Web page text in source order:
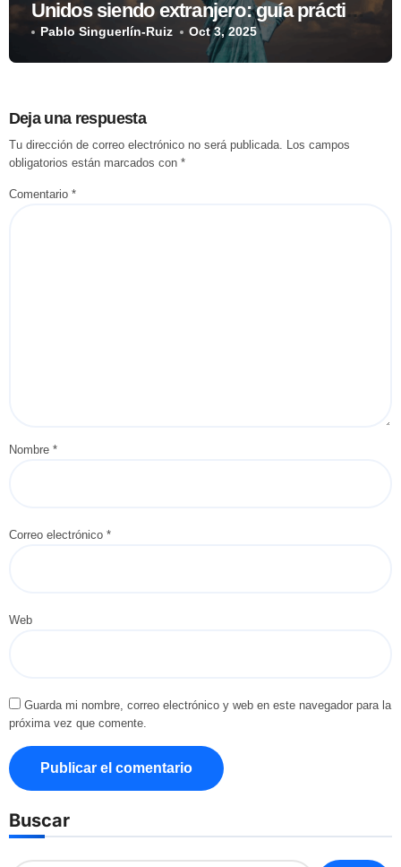
Unidos siendo extranjero: guía práctica
sobre hipotecas, impuestos y ciudades
más atractivas para invertir
Pablo Singuerlín-Ruiz Oct 3, 2025
Deja una respuesta
Tu dirección de correo electrónico no será publicada. Los campos
obligatorios están marcados con *
Comentario *
Nombre *
Correo electrónico *
Web
Guarda mi nombre, correo electrónico y web en este navegador para la
próxima vez que comente.
Buscar